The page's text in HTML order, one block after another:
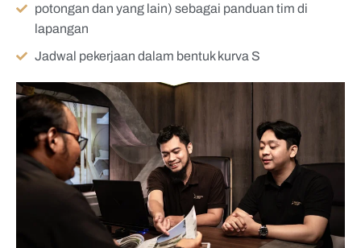
potongan dan yang lain) sebagai panduan tim di
lapangan
Jadwal pekerjaan dalam bentuk kurva S